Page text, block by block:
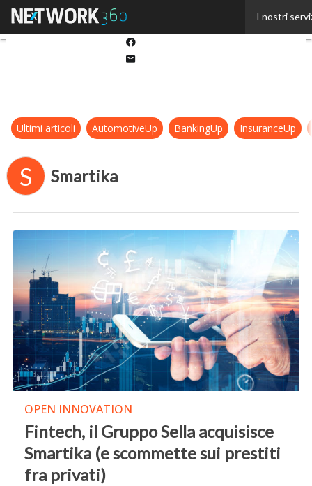
I nostri
Ultimi articoli AutomotiveUp BankingUp InsuranceUp
S Smartika
OPEN INNOVATION
Fintech, il Gruppo Sella acquisisce
Smartika (e scommette sui prestiti
fra privati)